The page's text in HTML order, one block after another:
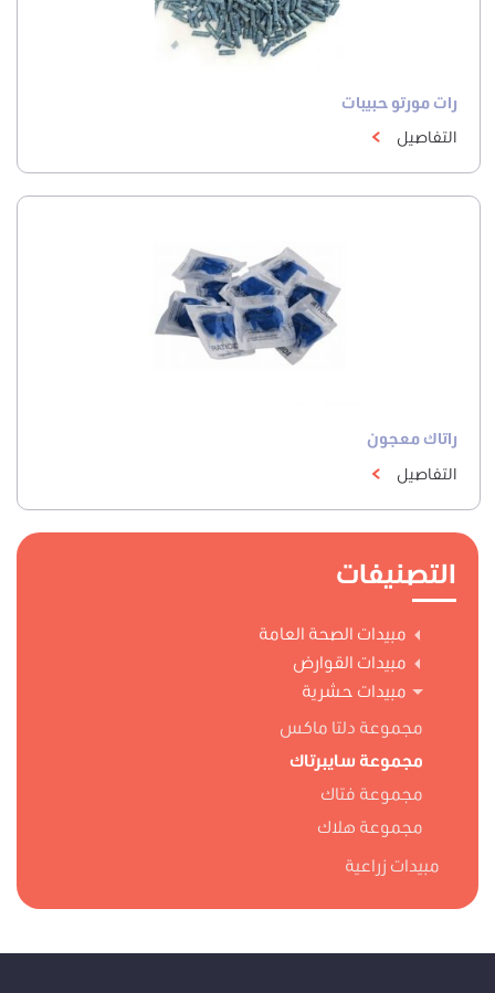
رات مورتو حبيبات
التفاصيل
راتاك معجون
التفاصيل
التصنيفات
مبيدات الصحة العامة
مبيدات القوارض
مبيدات حشرية
مجموعة دلتا ماكس
مجموعة سايبرتاك
مجموعة فتاك
مجموعة هلاك
مبيدات زراعية